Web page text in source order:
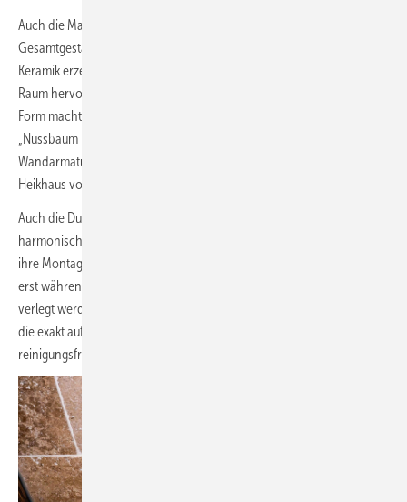
Auch die Materialwahl spielte eine entscheidende Rolle in der
Gesamtgestaltung. Die Kombination von rustikalem Holz und weißer
Keramik erzeugt einen Kontrast, der die künstlerischen Elemente im
Raum hervorhebt. Das ovale Design des Aufsatzwaschtischs Vari-
Form macht eine gute Figur. Der Vari-Form-Waschtischunterschrank in
„Nussbaum hickory“ gemeinsam mit der schwarz-matten
Wandarmatur ist ein gutes Beispiel für das markante Design, das Jörg ­
Heikhaus vor­schwebte.
Auch die Duschrinne in Schwarzchrom gebürstet fügt sich
harmonisch in das Konzept des Künstlers ein und überzeugt durch
ihre Montagevorteile. Die Anpassung an Baumaßtoleranzen erfolgt
erst während des Einfliesens der Duschrinne, da sie wie eine Fliese
verlegt werden kann. Dank integriertem Gefälle und Kammeinsatz ist
die exakt auf die Breite der Dusche anpassbare Duschrinne
reinigungsfreundlich und pflegeleicht.